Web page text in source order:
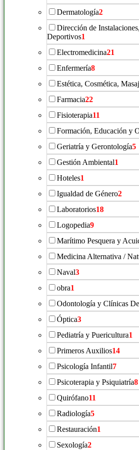
Dermatología2
Dirección de
Deportivos1
Electromedicina21
Enfermería8
Estética, Cosmética,
Farmacia22
Fisioterapia11
Formación, Educación y
Geriatría y Gerontología5
Gestión Ambiental1
Hoteles1
Igualdad de Género2
Laboratorios18
Logopedia9
Marítimo Pesquera y
Medicina Alternativa /
Naval3
obra1
Odontología y Clínicas
Óptica3
Pediatría y Puericultura1
Primeros Auxilios14
Psicología Infantil7
Psicoterapia y Psiquiatría8
Quirófano11
Radiología5
Restauración1
Sexología2